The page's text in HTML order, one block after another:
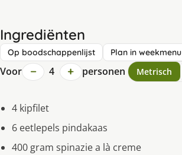
Ingrediënten
Op boodschappenlijst Plan in weekmenu
Voor − 4 + personen Metrisch
4 kipfilet
6 eetlepels pindakaas
400 gram spinazie a là creme